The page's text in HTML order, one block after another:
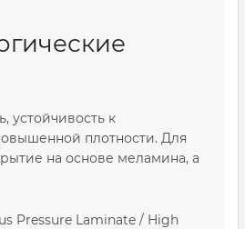
устойчивость к
плотности. Для
на основе меламина, а
Pressure Laminate / High